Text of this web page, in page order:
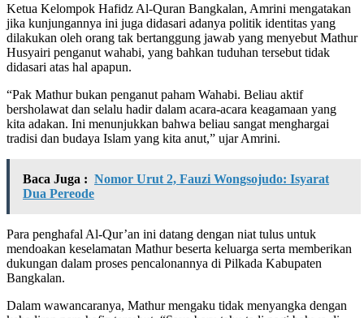
Ketua Kelompok Hafidz Al-Quran Bangkalan, Amrini mengatakan
jika kunjungannya ini juga didasari adanya politik identitas yang
dilakukan oleh orang tak bertanggung jawab yang menyebut Mathur
Husyairi penganut wahabi, yang bahkan tuduhan tersebut tidak
didasari atas hal apapun.
“Pak Mathur bukan penganut paham Wahabi. Beliau aktif
bersholawat dan selalu hadir dalam acara-acara keagamaan yang
kita adakan. Ini menunjukkan bahwa beliau sangat menghargai
tradisi dan budaya Islam yang kita anut,” ujar Amrini.
Baca Juga : Nomor Urut 2, Fauzi Wongsojudo: Isyarat
Dua Pereode
Para penghafal Al-Qur’an ini datang dengan niat tulus untuk
mendoakan keselamatan Mathur beserta keluarga serta memberikan
dukungan dalam proses pencalonannya di Pilkada Kabupaten
Bangkalan.
Dalam wawancaranya, Mathur mengaku tidak menyangka dengan